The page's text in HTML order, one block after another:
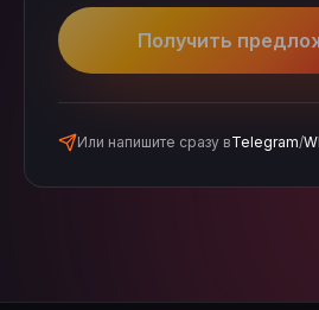
Получить
Или напишите сразу вTelegram/